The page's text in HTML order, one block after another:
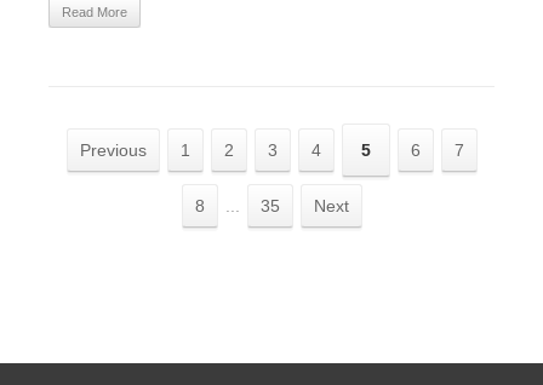
Read More
Previous 1 2 3 4 5 6 7
8 35 Next